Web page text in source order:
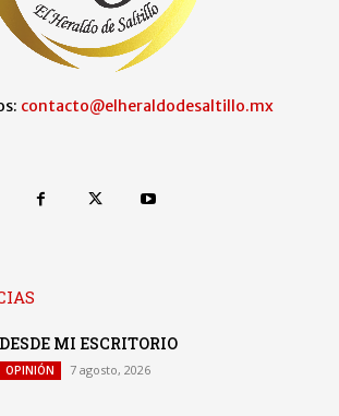
contacto@elheraldodesaltillo.mx
DESDE MI ESCRITORIO
OPINIÓN 7 agosto, 2026